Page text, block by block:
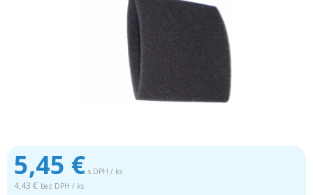
5,45 € s DPH / ks
4,43 € bez DPH / ks